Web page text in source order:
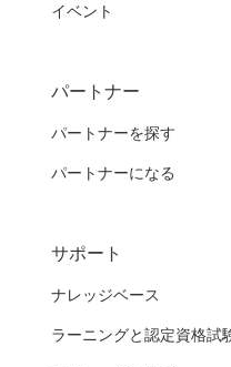
イベント
パートナー
パートナーを探す
パートナーになる
サポート
ナレッジベース
ラーニングと認定資格試